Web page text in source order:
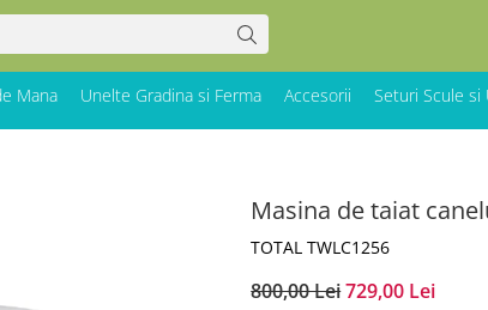
Mana Unelte Gradina si Ferma Accesorii Seturi Scule si
Masina de taiat
TOTAL TWLC1256
800,00 Lei729,00 Lei